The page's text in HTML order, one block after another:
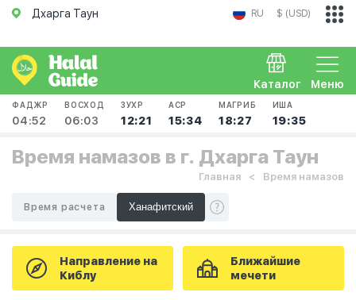
Дхарга Таун RU $ (USD)
Меню
Каталог
ФАДЖР
04:52
ВОСХОД
06:03
ЗУХР
12:21
АСР
15:34
МАГРИБ
18:27
ИША
19:35
Время намазов в г. Дхарга Таун
Главная Время намазов
Время расчета
Направление на
Киблу
Ближайшие
мечети